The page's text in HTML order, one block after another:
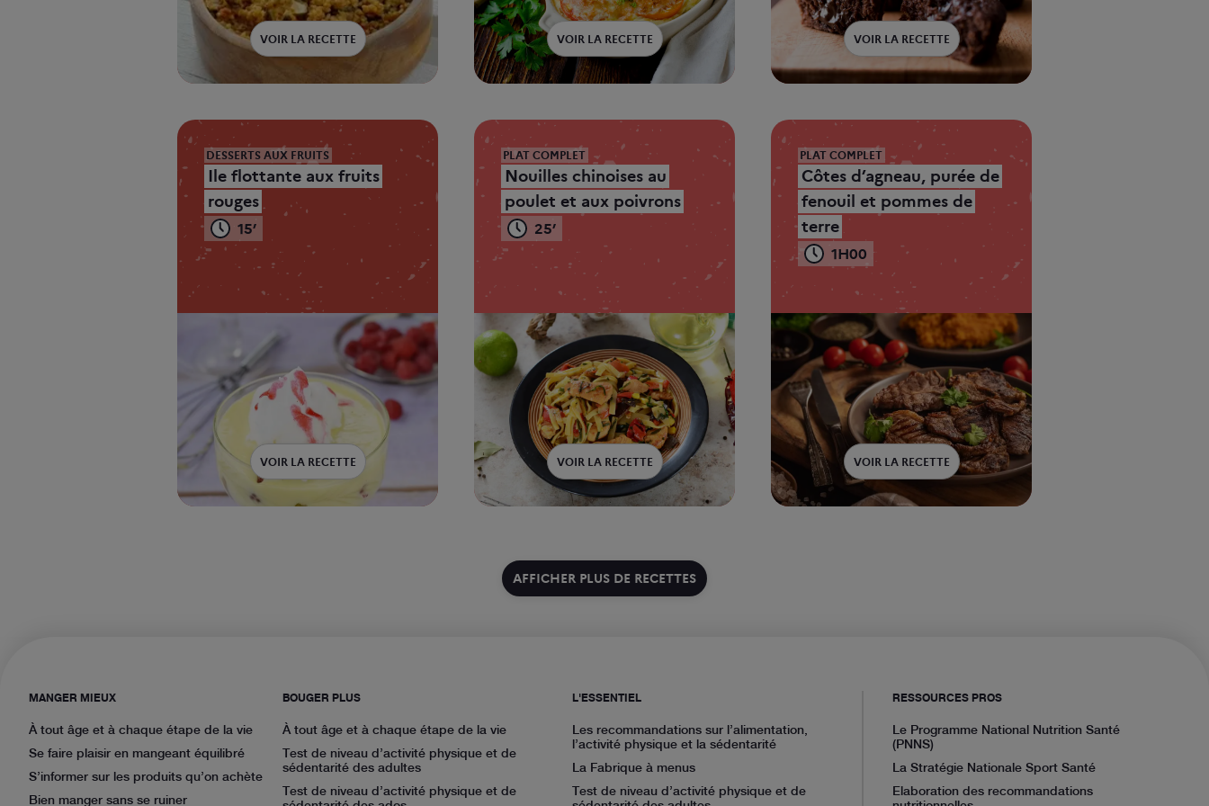
VOIR LA RECETTE VOIR LA RECETTE VOIR LA RECETTE
DESSERTS AUX FRUITS
Ile flottante aux fruits
rouges
15’
VOIR LA RECETTE
PLAT COMPLET
Nouilles chinoises au
poulet et aux poivrons
25’
VOIR LA RECETTE
PLAT COMPLET
Côtes d’agneau, purée de
fenouil et pommes de
terre
1H00
VOIR LA RECETTE
AFFICHER PLUS DE RECETTES
MANGER MIEUX
À tout âge et à chaque étape de la vie
Se faire plaisir en mangeant équilibré
S’informer sur les produits qu’on achète
Bien manger sans se ruiner
BOUGER PLUS
À tout âge et à chaque étape de la vie
Test de niveau d’activité physique et de
sédentarité des adultes
Test de niveau d’activité physique et de
L'ESSENTIEL
Les recommandations sur l’alimentation,
l’activité physique et la sédentarité
La Fabrique à menus
Test de niveau d’activité physique et de
RESSOURCES PROS
Le Programme National Nutrition Santé
(PNNS)
La Stratégie Nationale Sport Santé
Elaboration des recommandations